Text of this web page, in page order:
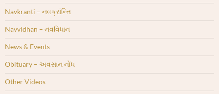
Navkranti – નવક્રાંન્તિ
Navvidhan – નવવિધાન
News & Events
Obituary – અવસાન નોંધ
Other Videos